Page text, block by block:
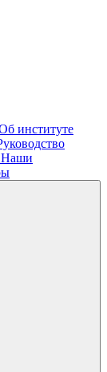
институте
Наши